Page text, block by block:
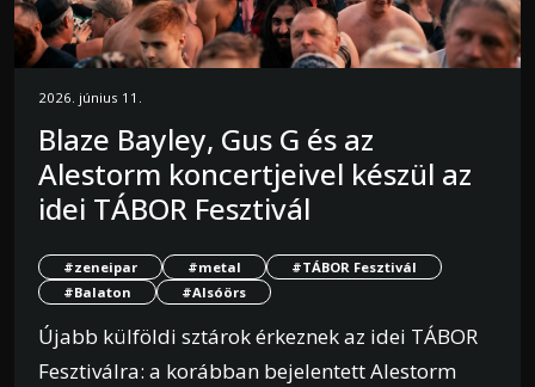
2026. június 11.
Blaze Bayley, Gus G és az
Alestorm koncertjeivel készül az
idei TÁBOR Fesztivál
#zeneipar #metal
#TÁBOR Fesztivál
#Balaton
#Alsóörs
Újabb külföldi sztárok érkeznek az idei TÁBOR
Fesztiválra: a korábban bejelentett Alestorm